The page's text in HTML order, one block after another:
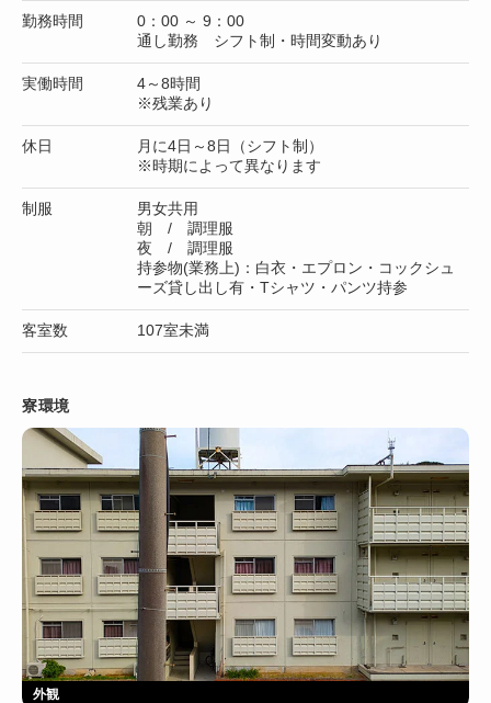
勤務時間
0：00 ～ 9：00
通し勤務 シフト制・時間変動あり
実働時間
4～8時間
※残業あり
休日
月に4日～8日（シフト制）
※時期によって異なります
制服
男女共用
朝 / 調理服
夜 / 調理服
持参物(業務上)：白衣・エプロン・コックシュ
ーズ貸し出し有・Tシャツ・パンツ持参
客室数 107室未満
寮環境
外観